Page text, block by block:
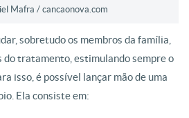
Mafra / cancaonova.com
sobretudo os membros da família,
do tratamento, estimulando sempre o
isso, é possível lançar mão de uma
Ela consiste em: